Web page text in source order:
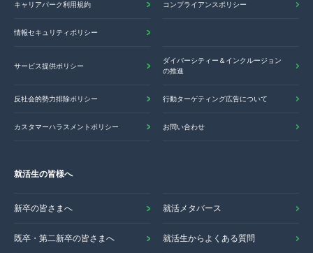
キャリアパーク利用規約 コンプライアンスポリシー
情報セキュリティポリシー
サービス提供ポリシー
ダイバーシティー＆インクルージョン
の推進
反社会的勢力排除ポリシー 行動ターゲティング広告について
カスタマーハラスメントポリシー お問い合わせ
就活生の皆様へ
新卒の皆さまへ 就活メタバース
既卒・第二新卒の皆さまへ 就活生からよくある質問